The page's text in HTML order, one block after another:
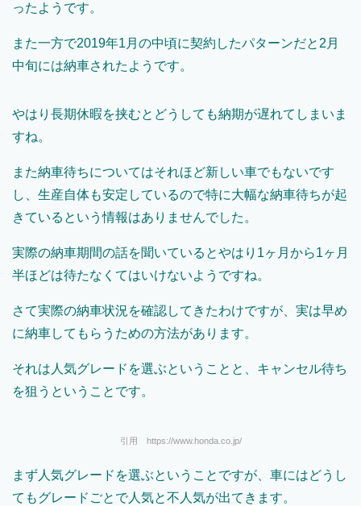
ったようです。
また一方で2019年1 月の中頃に契約したパターンだと 2 月
中旬には納車されたようです。
やはり長期休暇を挟むとどうしても納期が遅れてしまいま
すね。
また納車待ちについてはそれほど新しい車でもないです
し、生産自体も安定しているので特に大幅な納車待ちが起
きているという情報はありませんでした。
実際の納車期間の話を聞いているとやはり 1ヶ月から1ヶ月
半ほどは待たなくてはいけないようですね。
さて実際の納車状況を確認してきたわけですが、実は早め
に納車してもらうための方法があります。
それは人気グレードを選ぶということと、キャンセル待ち
を狙うということです。
引用 https://www.honda.co.jp/
まず人気グレードを選ぶということですが、車にはどうし
てもグレードごとで人気と不人気が出てきます。